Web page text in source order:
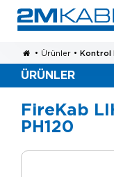
• Ürünler • Kontrol
ÜRÜNLER
FireKab
PH120